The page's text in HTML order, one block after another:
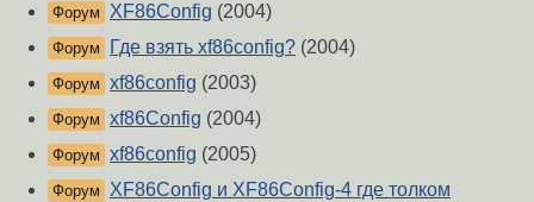
Форум XF86Config (2004)
Форум Где взять xf86config? (2004)
Форум xf86config (2003)
Форум xf86Config (2004)
Форум xf86config (2005)
Форум
XF86Config и XF86Config-4 где толком